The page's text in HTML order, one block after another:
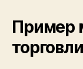
Пример
торговли